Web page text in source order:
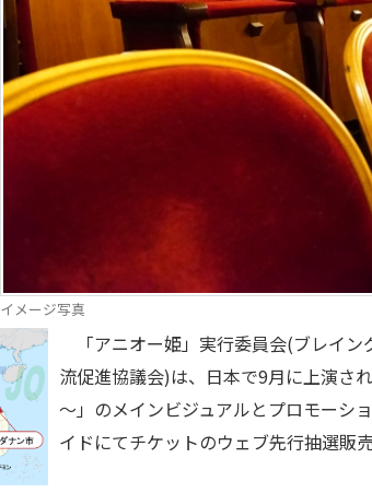
イメージ写真
「アニオー姫」実行委員会(ブレイン
流促進協議会)は、日本で9月に上演さ
～」のメインビジュアルとプロモーシ
イドにてチケットのウェブ先行抽選販